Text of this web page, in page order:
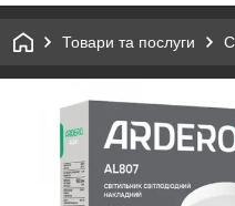
Товари та послуги